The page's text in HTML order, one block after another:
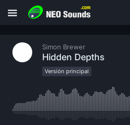
Simon Brewer
Hidden Depths
Versión principal